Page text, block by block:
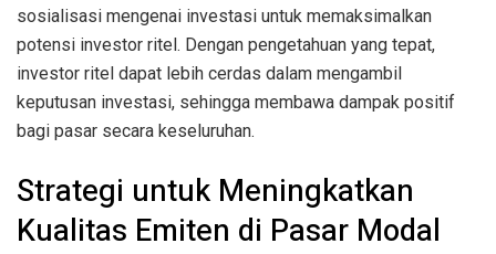
sosialisasi mengenai investasi untuk memaksimalkan
potensi investor ritel. Dengan pengetahuan yang tepat,
investor ritel dapat lebih cerdas dalam mengambil
keputusan investasi, sehingga membawa dampak positif
bagi pasar secara keseluruhan.
Strategi untuk Meningkatkan
Kualitas Emiten di Pasar Modal